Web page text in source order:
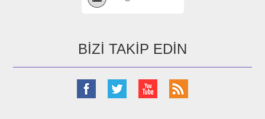
BIZI TAKIP EDIN